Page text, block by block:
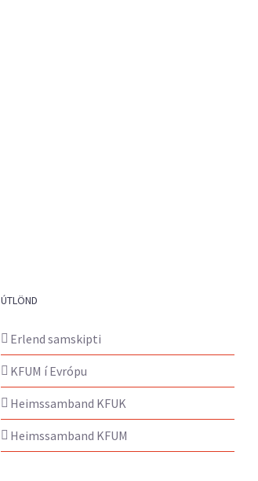
ÚTLÖND
Erlend samskipti
KFUM í Evrópu
Heimssamband KFUK
Heimssamband KFUM